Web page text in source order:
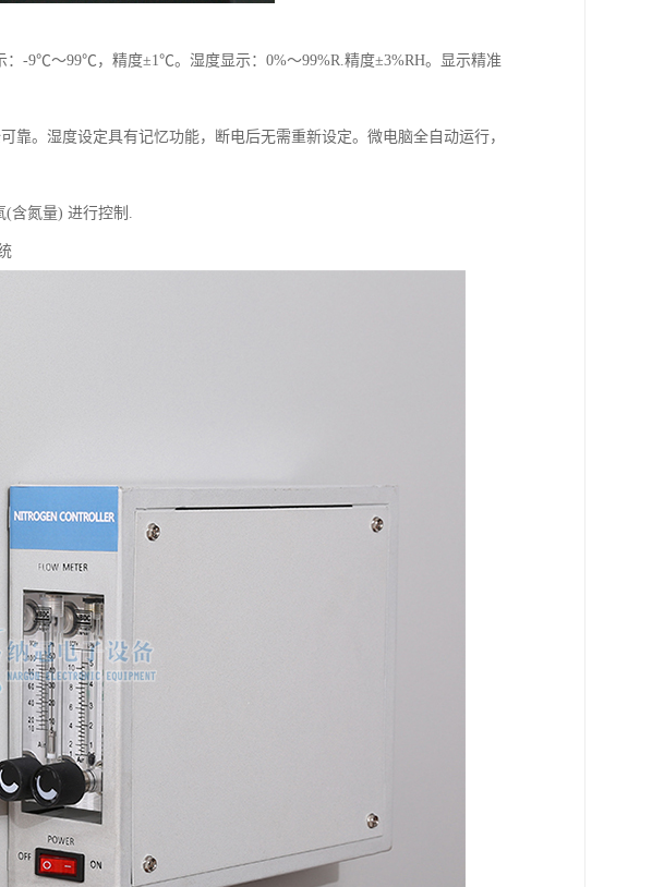
：-9℃～99℃，精度±1℃。湿度显示：0%～99%R.精度±3%RH。显示精准
靠。湿度设定具有记忆功能，断电后无需重新设定。微电脑全自动运行，
(含氮量) 进行控制.